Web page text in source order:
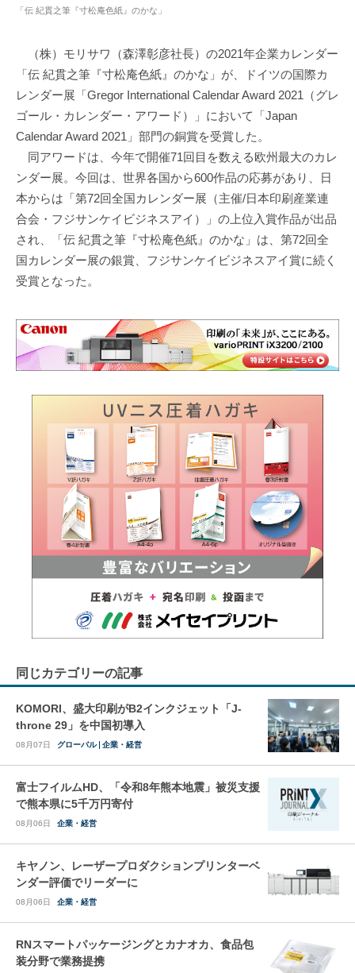
「伝 紀貫之筆『寸松庵色紙』のかな」
（株）モリサワ（森澤彰彦社長）の2021年企業カレンダー
「伝 紀貫之筆『寸松庵色紙』のかな」が、ドイツの国際カ
レンダー展「Gregor International Calendar Award 2021（グレ
ゴール・カレンダー・アワード）」において「Japan
Calendar Award 2021」部門の銅賞を受賞した。
同アワードは、今年で開催71回目を数える欧州最大のカレ
ンダー展。今回は、世界各国から600作品の応募があり、日
本からは「第72回全国カレンダー展（主催/日本印刷産業連
合会・フジサンケイビジネスアイ）」の上位入賞作品が出品
され、「伝 紀貫之筆『寸松庵色紙』のかな」は、第72回全
国カレンダー展の銀賞、フジサンケイビジネスアイ賞に続く
受賞となった。
同じカテゴリーの記事
KOMORI、盛大印刷がB2インクジェット「J-
throne 29」を中国初導入
08月07日 グローバル 企業・経営
富士フイルムHD、「令和8年熊本地震」被災支援
で熊本県に5千万円寄付
08月06日 企業・経営
キヤノン、レーザープロダクションプリンターベ
ンダー評価でリーダーに
08月06日 企業・経営
RNスマートパッケージングとカナオカ、食品包
装分野で業務提携